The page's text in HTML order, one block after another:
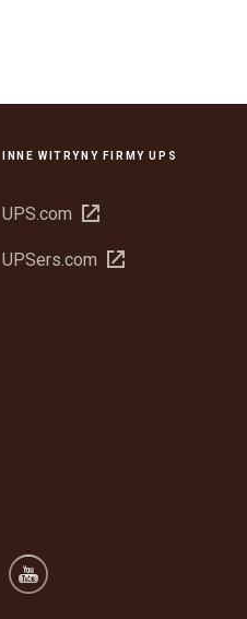
INNE WITRYNY FIRMY UPS
UPS.com Otwórz
nowym
UPSers.com Otwórz